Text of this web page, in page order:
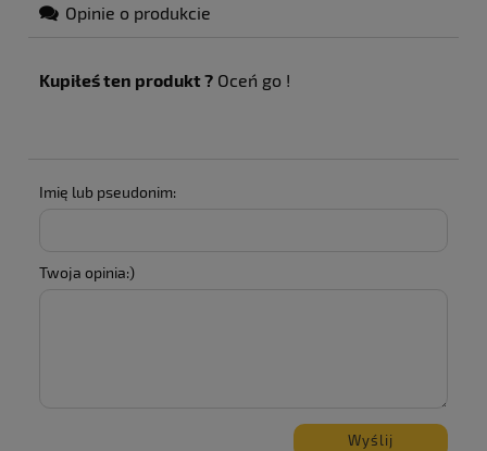
Opinie o produkcie
Kupiłeś ten produkt ? Oceń go !
Imię lub pseudonim:
Twoja opinia:)
Wyślij